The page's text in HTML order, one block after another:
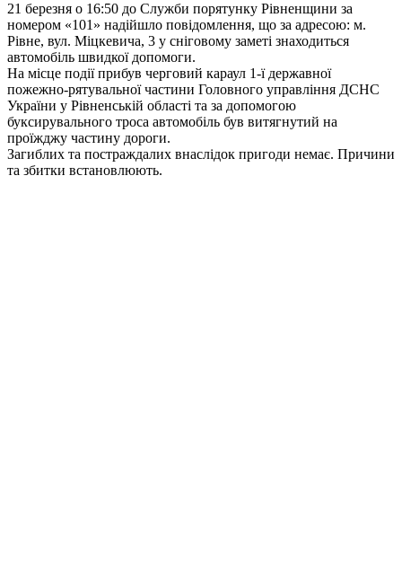
21 березня о 16:50 до Служби порятунку Рівненщини за
номером «101» надійшло повідомлення, що за адресою: м.
Рівне, вул. Міцкевича, 3 у сніговому заметі знаходиться
автомобіль швидкої допомоги.
На місце події прибув черговий караул 1-ї державної
пожежно-рятувальної частини Головного управління ДСНС
України у Рівненській області та за допомогою
буксирувального троса автомобіль був витягнутий на
проїжджу частину дороги.
Загиблих та постраждалих внаслідок пригоди немає. Причини
та збитки встановлюють.